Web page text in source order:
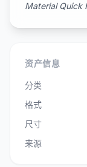
Material Quick
资产信息
分类
格式
尺寸
来源